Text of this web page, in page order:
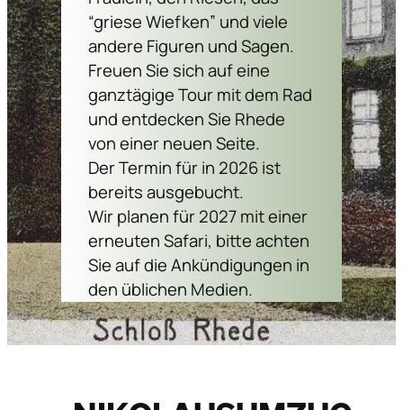
“griese Wiefken” und viele
andere Figuren und Sagen.
Freuen Sie sich auf eine
ganztägige Tour mit dem Rad
und entdecken Sie Rhede
von einer neuen Seite.
Der Termin für in 2026 ist
bereits ausgebucht.
Wir planen für 2027 mit einer
erneuten Safari, bitte achten
Sie auf die Ankündigungen in
den üblichen Medien.